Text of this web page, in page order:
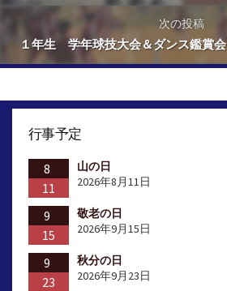
次の投稿
１年生 学年球技大会＆ダンス鑑賞会
行事予定
8
11
山の日
2026年8月11日
9
15
敬老の日
2026年9月15日
9
23
秋分の日
2026年9月23日